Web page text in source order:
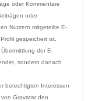
oder Kommentare
oder
Nutzern mitgeteilte E-
gespeichert ist,
der E-
sondern danach
berechtigten Interessen
Gravatar den